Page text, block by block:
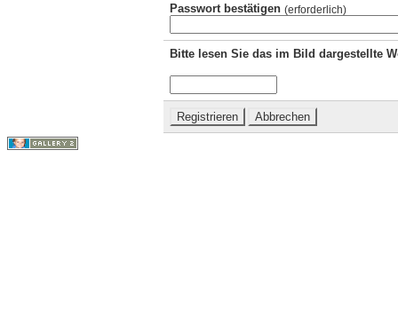
Passwort bestätigen (erforderlich)
Bitte lesen Sie das im Bild dargestellte